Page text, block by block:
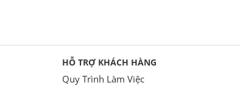
HỖ TRỢ KHÁCH HÀNG
Quy Trình Làm Việc